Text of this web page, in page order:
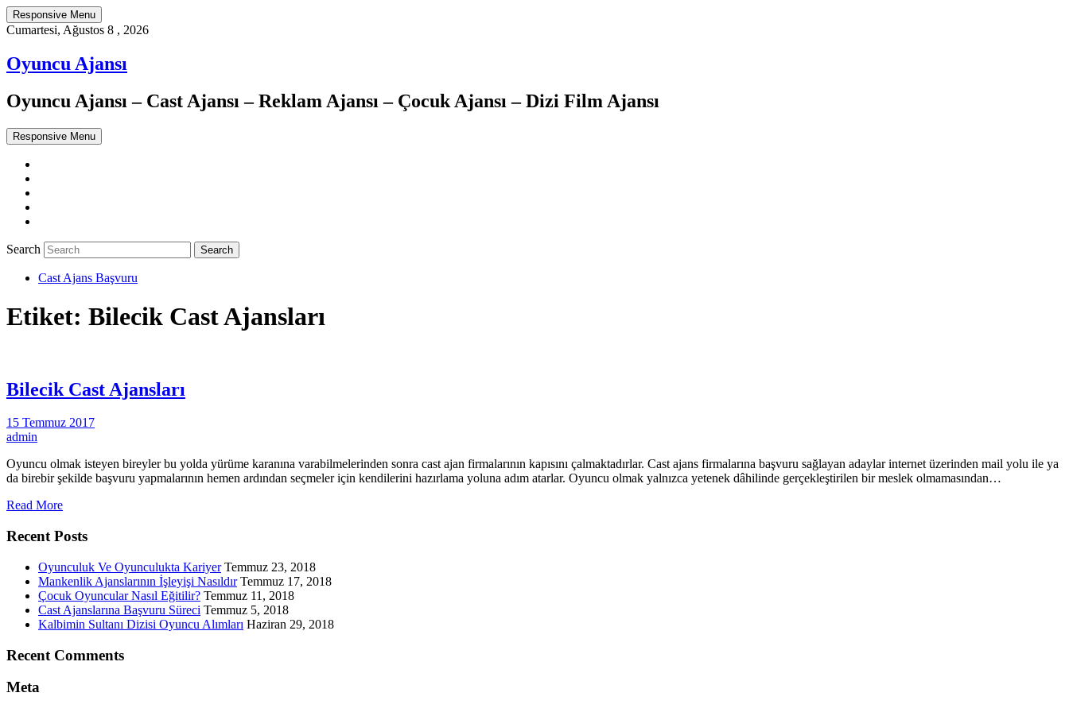
Responsive Menu
Cumartesi, Ağustos 8 , 2026
Oyuncu Ajansı
Oyuncu Ajansı – Cast Ajansı – Reklam Ajansı – Çocuk Ajansı – Dizi Film Ajansı
Responsive Menu
Search
Cast Ajans Başvuru
Etiket: Bilecik Cast Ajansları
Bilecik Cast Ajansları
15 Temmuz 2017
admin
Oyuncu olmak isteyen bireyler bu yolda yürüme karanına varabilmelerinden sonra cast ajan firmalarının kapısını çalmaktadırlar. Cast ajans firmalarına başvuru sağlayan adaylar internet üzerinden mail yolu ile ya
da birebir şekilde başvuru yapmalarının hemen ardından seçmeler için kendilerini hazırlama yoluna adım atarlar. Oyuncu olmak yalnızca yetenek dâhilinde gerçekleştirilen bir meslek olmamasından…
Read More
Recent Posts
Oyunculuk Ve Oyunculukta Kariyer Temmuz 23, 2018
Mankenlik Ajanslarının İşleyişi Nasıldır Temmuz 17, 2018
Çocuk Oyuncular Nasıl Eğitilir? Temmuz 11, 2018
Cast Ajanslarına Başvuru Süreci Temmuz 5, 2018
Kalbimin Sultanı Dizisi Oyuncu Alımları Haziran 29, 2018
Recent Comments
Meta